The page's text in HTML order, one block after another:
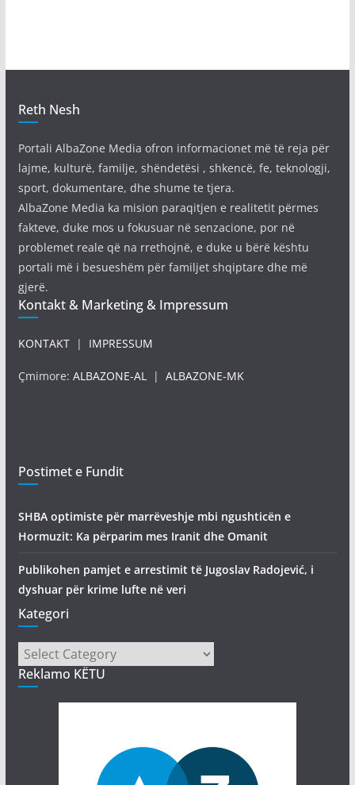
Reth Nesh
Portali AlbaZone Media ofron informacionet më të reja për
lajme, kulturë, familje, shëndetësi , shkencë, fe, teknologji,
sport, dokumentare, dhe shume te tjera.
AlbaZone Media ka mision paraqitjen e realitetit përmes
fakteve, duke mos u fokusuar në senzacione, por në
problemet reale që na rrethojnë, e duke u bërë kështu
portali më i besueshëm për familjet shqiptare dhe më
gjerë.
Kontakt & Marketing & Impressum
KONTAKT| IMPRESSUM
Çmimore: ALBAZONE-AL| ALBAZONE-MK
Postimet e Fundit
SHBA optimiste për marrëveshje mbi ngushticën e
Hormuzit: Ka përparim mes Iranit dhe Omanit
Publikohen pamjet e arrestimit të Jugoslav Radojević, i
dyshuar për krime lufte në veri
Kategori
Kategori
Reklamo KËTU